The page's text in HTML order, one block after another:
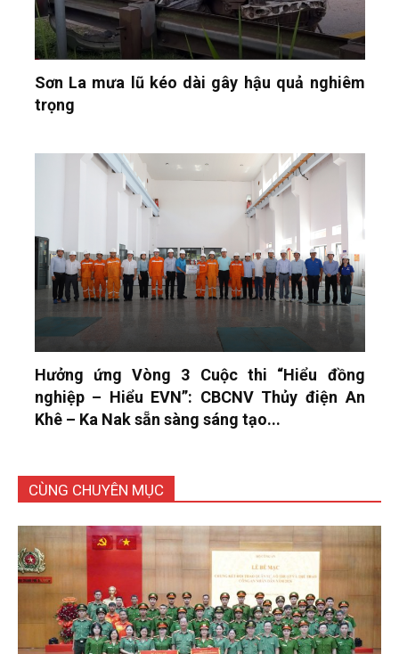
Sơn La mưa lũ kéo dài gây hậu quả nghiêm
trọng
Hưởng ứng Vòng 3 Cuộc thi “Hiểu đồng
nghiệp – Hiểu EVN”: CBCNV Thủy điện An
Khê – Ka Nak sẵn sàng sáng tạo...
CÙNG CHUYÊN MỤC